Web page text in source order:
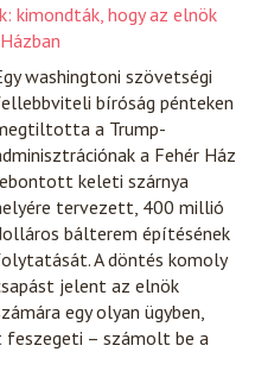
kimondták, hogy az elnök
washingtoni szövetségi
bíróság pénteken
a Trump-
a Fehér Ház
keleti szárnya
tervezett, 400 millió
bálterem építésének
A döntés komoly
jelent az elnök
egy olyan ügyben,
– számolt be a